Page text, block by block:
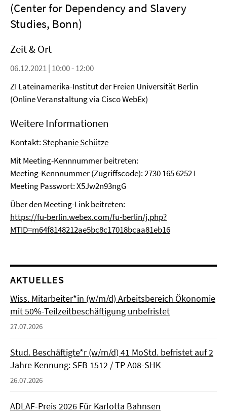
(Center for Dependency and Slavery
Studies, Bonn)
Zeit & Ort
06.12.2021 | 10:00 - 12:00
ZI Lateinamerika-Institut der Freien Universität Berlin
(Online Veranstaltung via Cisco WebEx)
Weitere Informationen
Kontakt: Stephanie Schütze
Mit Meeting-Kennnummer beitreten:
Meeting-Kennnummer (Zugriffscode): 2730 165 6252 I
Meeting Passwort: X5Jw2n93ngG
Über den Meeting-Link beitreten:
https://fu-berlin.webex.com/fu-berlin/j.php?
MTID=m64f8148212ae5bc8c17018bcaa81eb16
AKTUELLES
Wiss. Mitarbeiter*in (w/m/d) Arbeitsbereich Ökonomie
mit 50%-Teilzeitbeschäftigung unbefristet
27.07.2026
Stud. Beschäftigte*r (w/m/d) 41 MoStd. befristet auf 2
Jahre Kennung: SFB 1512 / TP A08-SHK
26.07.2026
ADLAF-Preis 2026 Für Karlotta Bahnsen